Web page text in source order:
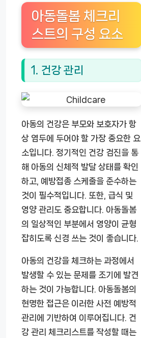
아동돌봄 체크리
스트의 구성 요소
1. 건강 관리
아동의 건강은 부모와 보호자가 항
상 염두에 두어야 할 가장 중요한 요
소입니다. 정기적인 건강 검진을 통
해 아동의 신체적 발달 상태를 확인
하고, 예방접종 스케줄을 준수하는
것이 필수적입니다. 또한, 급식 및
영양 관리도 중요합니다. 아동돌봄
의 일상적인 부분에서 영양이 균형
잡히도록 신경 쓰는 것이 좋습니다.
아동의 건강을 체크하는 과정에서
발생할 수 있는 문제를 조기에 발견
하는 것이 가능합니다. 아동돌봄의
현명한 접근은 이러한 사전 예방적
관리에 기반하여 이루어집니다. 건
강 관리 체크리스트를 작성할 때는